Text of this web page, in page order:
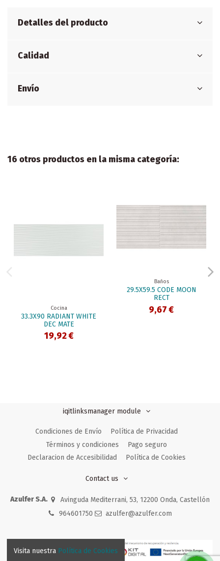
Detalles del producto
Calidad
Envío
16 otros productos en la misma categoría:
Cocina
33.3X90 RADIANT WHITE
DEC MATE
19,92 €
Baños
29.5X59.5 CODE MOON
RECT
9,67 €
iqitlinksmanager module
Condiciones de Envío
Política de Privacidad
Términos y condiciones
Pago seguro
Declaracion de Accesibilidad
Política de Cookies
Contact us
Azulfer S.A.
Avinguda Mediterrani, 53, 12200 Onda, Castellón
964601750
azulfer@azulfer.com
Visita nuestra Política de Cookies